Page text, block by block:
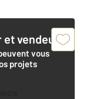
et vendeur,
vous
projets